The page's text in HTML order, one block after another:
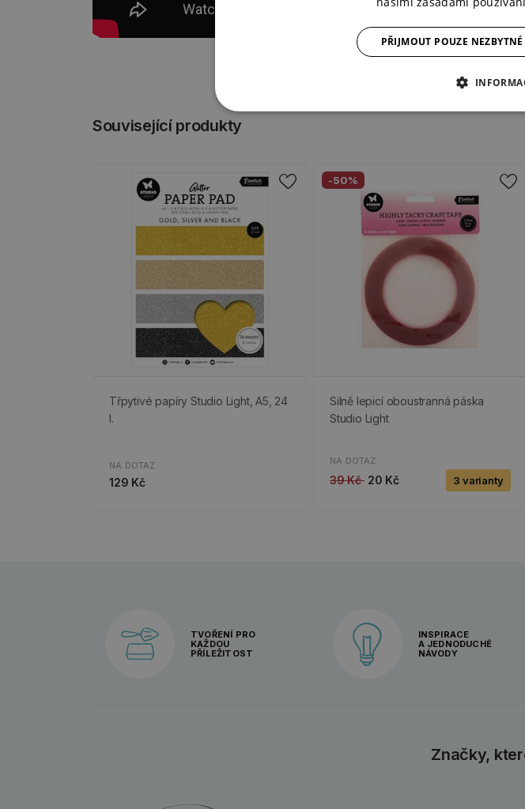
Související produkty
Třpytivé papíry Studio Light, A5, 24
l.
NA DOTAZ
129 Kč
-50%
Silně lepicí oboustranná páska
Studio Light
NA DOTAZ
39 Kč 20 Kč 3 varianty
TVOŘENÍ PRO
KAŽDOU
PŘÍLEŽITOST
INSPIRACE
A JEDNODUCHÉ
NÁVODY
Značky,
PŘIJMOUT POUZE NEZBYTNÉ